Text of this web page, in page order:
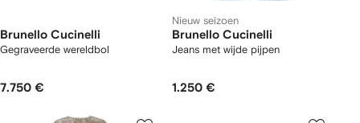
Brunello Cucinelli
Gegraveerde wereldbol
7.750 €
Nieuw seizoen
Brunello Cucinelli
Jeans met wijde pijpen
1.250 €